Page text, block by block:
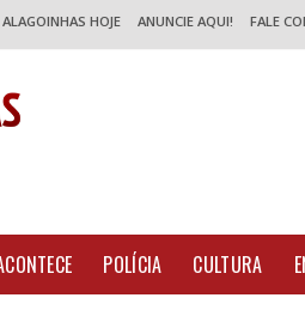
HOJE ANUNCIE AQUI! FALE
POLÍCIA CULTURA